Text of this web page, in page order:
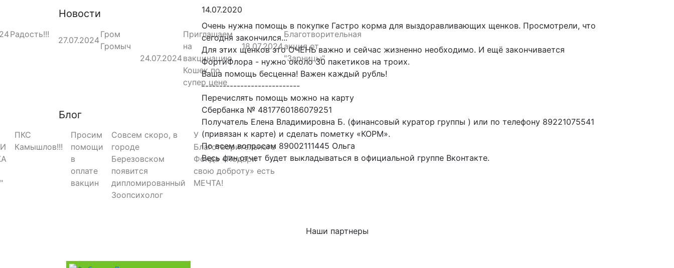
Новости
Радость!!!
27.07.2024
Гром
Громыч
24.07.2024
Приглашаем
на
вакцинацию
Кошек по
супер цене
18.07.2024
Благотворительная
акция от
"Зарницы"
Блог
ПКС
Камышлов!!!
Просим
помощи
в
оплате
вакцин
Совсем скоро, в
городе
Березовском
появится
дипломированный
Зоопсихолог
У
Благотворительного
Фонда «Подари
свою доброту» есть
МЕЧТА!
14.07.2020
Очень нужна помощь в покупке Гастро корма для выздоравливающих щенков. Просмотрели, что
сегодня закончился...
Для этих щенков это ОЧЕНЬ важно и сейчас жизненно необходимо. И ещё закончивается
ФортиФлора - нужно около 30 пакетиков на троих.
Ваша помощь бесценна! Важен каждый рубль!
----------------------------
Перечислять помощь можно на карту
Сбербанка № 4817760186079251
Получатель Елена Владимировна Б. (финансовый куратор группы ) или по телефону 89221075541
(привязан к карте) и сделать пометку «КОРМ».
По всем вопросам 89002111445 Ольга
Весь фин.отчет будет выкладываться в официальной группе Вконтакте.
Наши партнеры